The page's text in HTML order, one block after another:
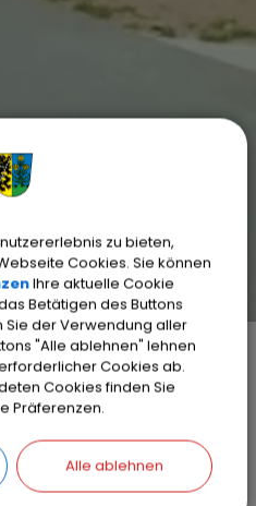
erleben
Detail
zu bieten,
Cookies. Sie können
Ihre aktuelle Cookie
Betätigen des Buttons
der Verwendung aller
"Alle ablehnen" lehnen
Cookies ab.
Cookies finden Sie
Präferenzen.
Alle ablehnen